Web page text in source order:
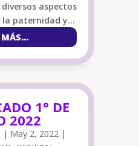
aspectos
la paternidad y…
MÁS…
1° DE
2022
| May 2, 2022|